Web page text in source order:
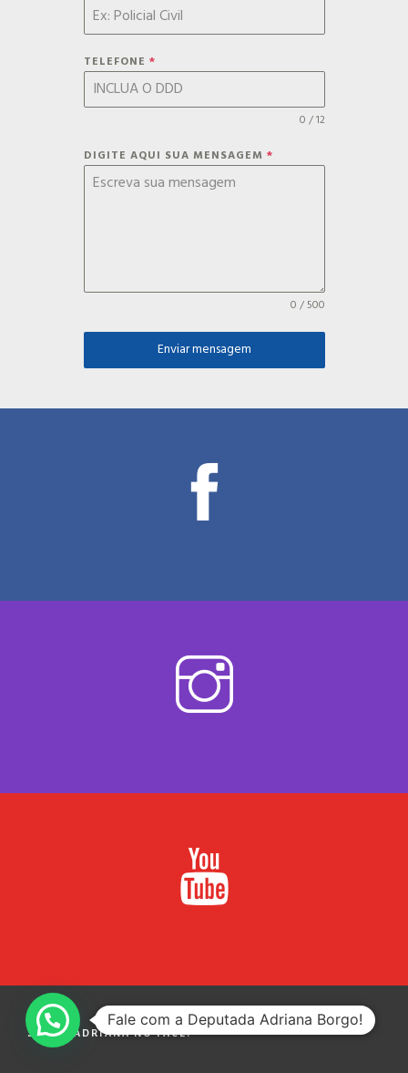
TELEFONE *
0 / 12
DIGITE AQUI SUA MENSAGEM *
0 / 500
Enviar mensagem
SIGA A ADRIANA NO FACE!
Fale com a Deputada Adriana Borgo!